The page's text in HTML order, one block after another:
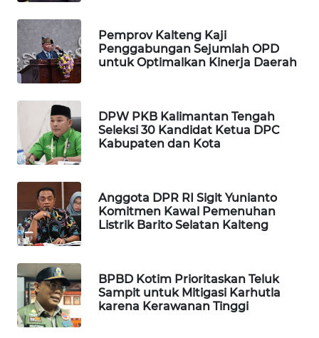
Pemprov Kalteng Kaji
Penggabungan Sejumlah OPD
untuk Optimalkan Kinerja Daerah
DPW PKB Kalimantan Tengah
Seleksi 30 Kandidat Ketua DPC
Kabupaten dan Kota
Anggota DPR RI Sigit Yunianto
Komitmen Kawal Pemenuhan
Listrik Barito Selatan Kalteng
BPBD Kotim Prioritaskan Teluk
Sampit untuk Mitigasi Karhutla
karena Kerawanan Tinggi
KOPEKLIN
PORTAL
KONSUMEN
FORWAMKI
ALPERKLINAS
FORJASIDA
TAMBANG
NEWS
SITUNGIR
NEWS